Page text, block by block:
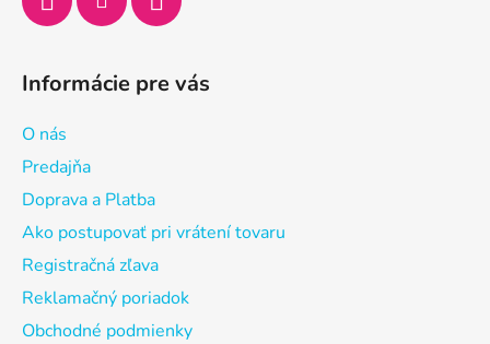
Informácie pre vás
O nás
Predajňa
Doprava a Platba
Ako postupovať pri vrátení tovaru
Registračná zľava
Reklamačný poriadok
Obchodné podmienky